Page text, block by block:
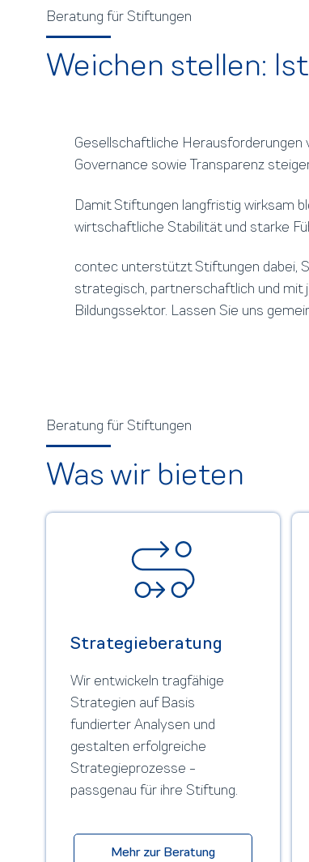
Beratung für Stiftungen
Weichen stellen:
Gesellschaftliche Herausforderungen
Governance sowie Transparenz
Damit Stiftungen langfristig wirksam
wirtschaftliche Stabilität und starke
contec unterstützt Stiftungen dabei,
strategisch, partnerschaftlich und mit
Bildungssektor. Lassen Sie uns
Beratung für Stiftungen
Was wir bieten
Strategie­beratung
Wir entwickeln tragfähige
Strategien auf Basis
fundierter Analysen und
gestalten erfolgreiche
Strategieprozesse -
passgenau für ihre Stiftung.
Mehr zur Beratung